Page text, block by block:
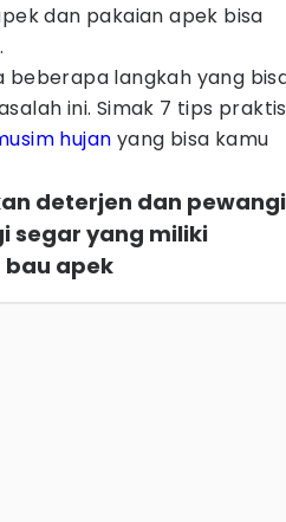
dan pakaian apek bisa
beberapa langkah yang
ini. Simak 7 tips praktis
hujan yang bisa kamu
deterjen dan pewangi
segar yang miliki
apek